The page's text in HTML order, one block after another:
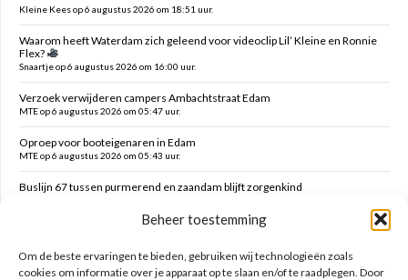
Beheer toestemming
Om de beste ervaringen te bieden, gebruiken wij technologieën zoals
cookies om informatie over je apparaat op te slaan en/of te raadplegen. Door
Kleine Kees op 6 augustus 2026 om 18:51 uur.
Waarom heeft Waterdam zich geleend voor videoclip Lil’ Kleine en Ronnie
Flex?
Snaartje op 6 augustus 2026 om 16:00 uur.
Verzoek verwijderen campers Ambachtstraat Edam
MTE op 6 augustus 2026 om 05:47 uur.
Oproep voor booteigenaren in Edam
MTE op 6 augustus 2026 om 05:43 uur.
Buslijn 67 tussen purmerend en zaandam blijft zorgenkind